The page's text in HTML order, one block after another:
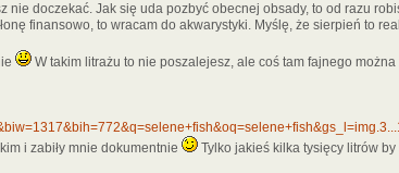
nie doczekać. Jak się uda pozbyć obecnej obsady, to od razu
finansowo, to wracam do akwarystyki. Myślę, że sierpień to
W takim litrażu to nie poszalejesz, ale coś tam fajnego można
i zabiły mnie dokumentnie
Tylko jakieś kilka tysięcy litrów